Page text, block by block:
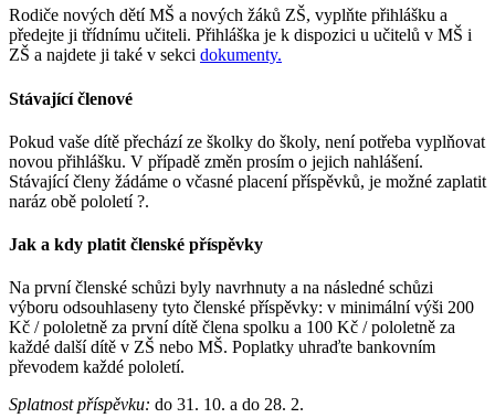
Rodiče nových dětí MŠ a nových žáků ZŠ, vyplňte přihlášku a
předejte ji třídnímu učiteli. Přihláška je k dispozici u učitelů v MŠ i
ZŠ a najdete ji také v sekci dokumenty.
Stávající členové
Pokud vaše dítě přechází ze školky do školy, není potřeba vyplňovat
novou přihlášku. V případě změn prosím o jejich nahlášení.
Stávající členy žádáme o včasné placení příspěvků, je možné zaplatit
naráz obě pololetí ?.
Jak a kdy platit členské příspěvky
Na první členské schůzi byly navrhnuty a na následné schůzi
výboru odsouhlaseny tyto členské příspěvky: v minimální výši 200
Kč / pololetně za první dítě člena spolku a 100 Kč / pololetně za
každé další dítě v ZŠ nebo MŠ. Poplatky uhraďte bankovním
převodem každé pololetí.
Splatnost příspěvku: do 31. 10. a do 28. 2.